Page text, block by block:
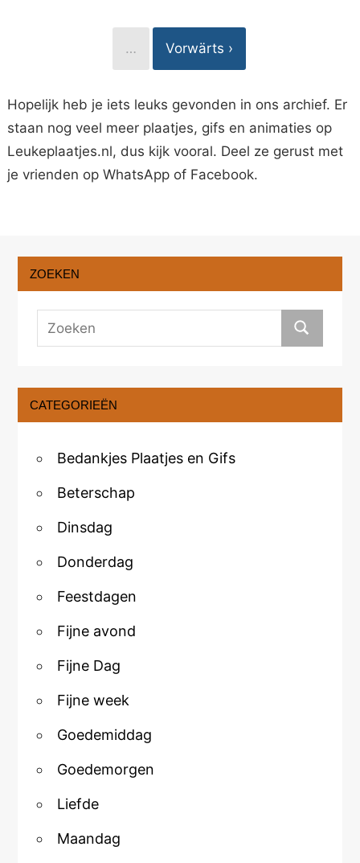
… Vorwärts ›
Hopelijk heb je iets leuks gevonden in ons archief. Er
staan nog veel meer plaatjes, gifs en animaties op
Leukeplaatjes.nl, dus kijk vooral. Deel ze gerust met
je vrienden op WhatsApp of Facebook.
ZOEKEN
CATEGORIEËN
Bedankjes Plaatjes en Gifs
Beterschap
Dinsdag
Donderdag
Feestdagen
Fijne avond
Fijne Dag
Fijne week
Goedemiddag
Goedemorgen
Liefde
Maandag